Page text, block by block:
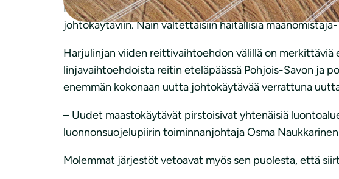
Pohjois-Savo ja Pohjois-Savon luonnonsuojelupiiri
johtokäytäviin. Näin vältettäisiin haitallisia
Harjulinjan viiden reittivaihtoehdon välillä on
linjavaihtoehdoista reitin eteläpäässä Pohjois-Savon ja
enemmän kokonaan uutta johtokäytävää verrattuna
– Uudet maastokäytävät pirstoisivat yhtenäisiä
luonnonsuojelupiirin toiminnanjohtaja Osma
Molemmat järjestöt vetoavat myös sen puolesta, että